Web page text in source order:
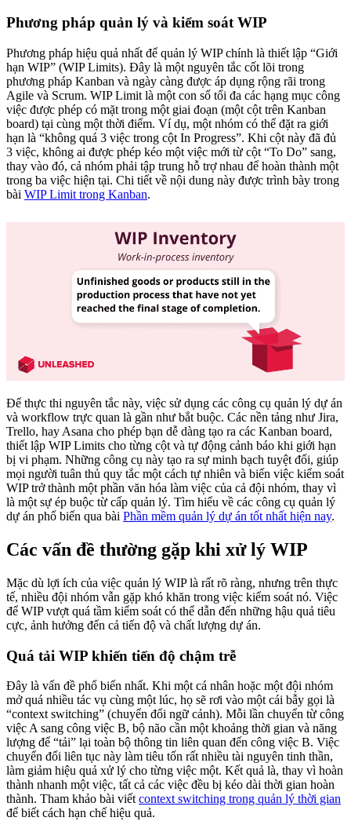
Phương pháp quản lý và kiểm soát WIP
Phương pháp hiệu quả nhất để quản lý WIP chính là thiết lập “Giới
hạn WIP” (WIP Limits). Đây là một nguyên tắc cốt lõi trong
phương pháp Kanban và ngày càng được áp dụng rộng rãi trong
Agile và Scrum. WIP Limit là một con số tối đa các hạng mục công
việc được phép có mặt trong một giai đoạn (một cột trên Kanban
board) tại cùng một thời điểm. Ví dụ, một nhóm có thể đặt ra giới
hạn là “không quá 3 việc trong cột In Progress”. Khi cột này đã đủ
3 việc, không ai được phép kéo một việc mới từ cột “To Do” sang,
thay vào đó, cả nhóm phải tập trung hỗ trợ nhau để hoàn thành một
trong ba việc hiện tại. Chi tiết về nội dung này được trình bày trong
bài WIP Limit trong Kanban.
Để thực thi nguyên tắc này, việc sử dụng các công cụ quản lý dự án
và workflow trực quan là gần như bắt buộc. Các nền tảng như Jira,
Trello, hay Asana cho phép bạn dễ dàng tạo ra các Kanban board,
thiết lập WIP Limits cho từng cột và tự động cảnh báo khi giới hạn
bị vi phạm. Những công cụ này tạo ra sự minh bạch tuyệt đối, giúp
mọi người tuân thủ quy tắc một cách tự nhiên và biến việc kiểm soát
WIP trở thành một phần văn hóa làm việc của cả đội nhóm, thay vì
là một sự ép buộc từ cấp quản lý. Tìm hiểu về các công cụ quản lý
dự án phổ biến qua bài Phần mềm quản lý dự án tốt nhất hiện nay.
Các vấn đề thường gặp khi xử lý WIP
Mặc dù lợi ích của việc quản lý WIP là rất rõ ràng, nhưng trên thực
tế, nhiều đội nhóm vẫn gặp khó khăn trong việc kiểm soát nó. Việc
để WIP vượt quá tầm kiểm soát có thể dẫn đến những hậu quả tiêu
cực, ảnh hưởng đến cả tiến độ và chất lượng dự án.
Quá tải WIP khiến tiến độ chậm trễ
Đây là vấn đề phổ biến nhất. Khi một cá nhân hoặc một đội nhóm
mở quá nhiều tác vụ cùng một lúc, họ sẽ rơi vào một cái bẫy gọi là
“context switching” (chuyển đổi ngữ cảnh). Mỗi lần chuyển từ công
việc A sang công việc B, bộ não cần một khoảng thời gian và năng
lượng để “tải” lại toàn bộ thông tin liên quan đến công việc B. Việc
chuyển đổi liên tục này làm tiêu tốn rất nhiều tài nguyên tinh thần,
làm giảm hiệu quả xử lý cho từng việc một. Kết quả là, thay vì hoàn
thành nhanh một việc, tất cả các việc đều bị kéo dài thời gian hoàn
thành. Tham khảo bài viếtcontext switching trong quản lý thời gian
để biết cách hạn chế hiệu quả.